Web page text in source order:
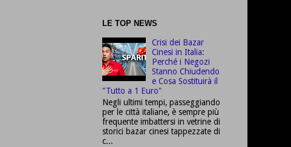
LE TOP NEWS
Crisi dei Bazar
Cinesi in Italia:
Perché i Negozi
Stanno Chiudendo
e Cosa Sostituirà il
"Tutto a 1 Euro"
Negli ultimi tempi, passeggiando
per le città italiane, è sempre più
frequente imbattersi in vetrine di
storici bazar cinesi tappezzate di
c...